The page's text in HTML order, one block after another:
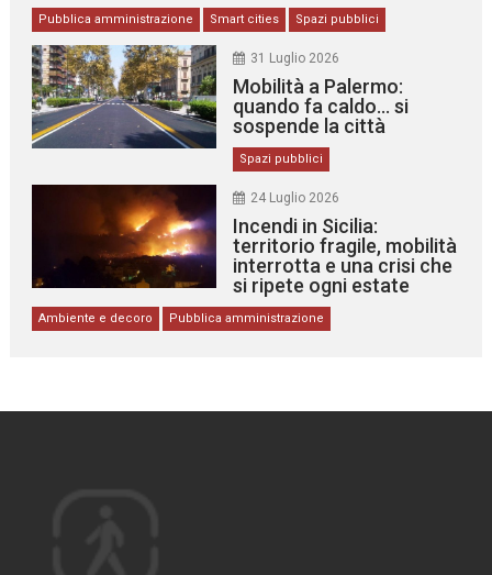
Pubblica amministrazione Smart cities Spazi pubblici
31 Luglio 2026
Mobilità a Palermo:
quando fa caldo… si
sospende la città
Spazi pubblici
24 Luglio 2026
Incendi in Sicilia:
territorio fragile, mobilità
interrotta e una crisi che
si ripete ogni estate
Ambiente e decoro Pubblica amministrazione